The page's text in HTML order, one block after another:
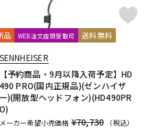
品 WEB注文店頭受取可 送料無料
SENNHEISER
【予約商品・9月以降入荷予定】HD
490 PRO(国内正規品)(ゼンハイザ
ー)(開放型ヘッドフォン)(HD490PR
O)
メーカー希望小売価格 ¥70,730
（税込）